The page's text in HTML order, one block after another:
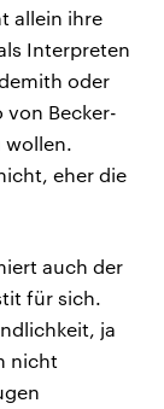
allein ihre
Interpreten
oder
von Becker-
wollen.
eher die
auch der
für sich.
ja
nicht